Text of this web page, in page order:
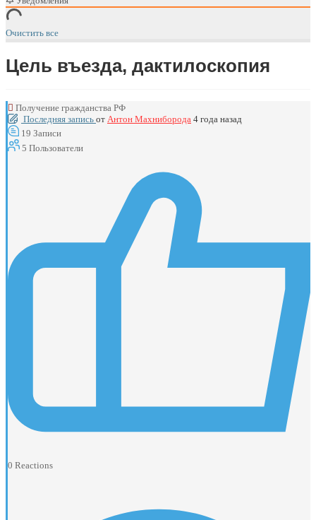
Очистить все
Цель въезда, дактилоскопия
Получение гражданства РФ
Последняя запись от Антон Махниборода 4 года назад
19 Записи
5 Пользователи
0 Reactions